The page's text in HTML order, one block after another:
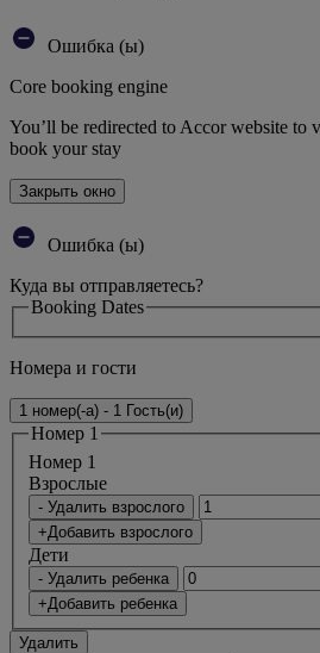
Ошибка (ы)
Core booking engine
You’ll be redirected to Accor website to
book your stay
Закрыть окно
Ошибка (ы)
Куда вы отправляетесь?
Booking Dates
Номера и гости
1 номер(-а) - 1 Гость(и)
Номер 1
Номер 1
Bзрослые
- Удалить взрослого
+Добавить взрослого
Дети
- Удалить ребенка
+Добавить ребенка
Удалить